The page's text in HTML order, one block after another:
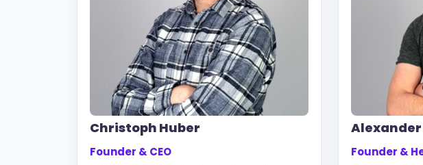
Christoph Huber
Founder & CEO
Founder &